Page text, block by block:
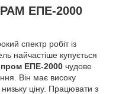
ЕПЕ-2000
спектр робіт із
найчастіше купується
ЕПЕ-2000 чудове
Він має високу
низьку ціну. Працювати з